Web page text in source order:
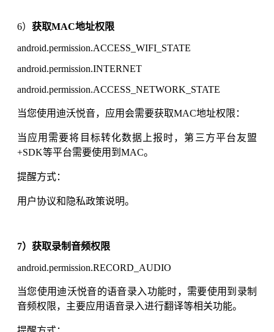
6） 获取MAC地址权限
android.permission.ACCESS_WIFI_STATE
android.permission.INTERNET
android.permission.ACCESS_NETWORK_STATE
当您使用迪沃悦音，应用会需要获取MAC地址权限：
当应用需要将目标转化数据上报时，第三方平台友盟
+SDK等平台需要使用到MAC。
提醒方式：
用户协议和隐私政策说明。
7）获取录制音频权限
android.permission.RECORD_AUDIO
当您使用迪沃悦音的语音录入功能时，需要使用到录制
音频权限，主要应用语音录入进行翻译等相关功能。